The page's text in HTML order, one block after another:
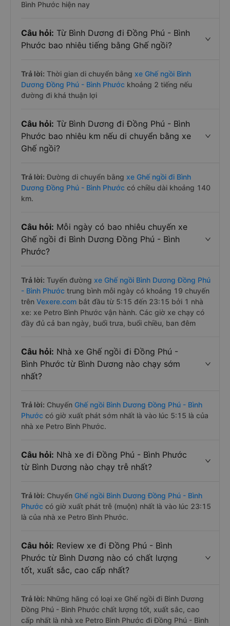
Bình Phước hiện nay
Câu hỏi: Từ Bình Dương đi Đồng Phú - Bình
Phước bao nhiêu tiếng bằng Ghế ngồi?
Trả lời: Thời gian di chuyển bằng xe Ghế ngồi Bình
Dương Đồng Phú - Bình Phước khoảng 2 tiếng nếu
đường đi khá thuận lợi
Câu hỏi: Từ Bình Dương đi Đồng Phú - Bình
Phước bao nhiêu km nếu di chuyển bằng xe
Ghế ngồi?
Trả lời: Đường di chuyển bằng xe Ghế ngồi đi Bình
Dương Đồng Phú - Bình Phước có chiều dài khoảng 140
km.
Câu hỏi: Mỗi ngày có bao nhiêu chuyến xe
Ghế ngồi đi Bình Dương Đồng Phú - Bình
Phước?
Trả lời: Tuyến đường xe Ghế ngồi Bình Dương Đồng Phú
- Bình Phước trung bình mỗi ngày có khoảng 19 chuyến
trên Vexere.com bắt đầu từ 5:15 đến 23:15 bởi 1 nhà
xe: xe Petro Bình Phước vận hành. Các giờ xe chạy có
đầy đủ cả ban ngày, buổi trưa, buổi chiều, ban đêm
Câu hỏi: Nhà xe Ghế ngồi đi Đồng Phú -
Bình Phước từ Bình Dương nào chạy sớm
nhất?
Trả lời: Chuyến Ghế ngồi Bình Dương Đồng Phú - Bình
Phước có giờ xuất phát sớm nhất là vào lúc 5:15 là của
nhà xe Petro Bình Phước.
Câu hỏi: Nhà xe đi Đồng Phú - Bình Phước
từ Bình Dương nào chạy trễ nhất?
Trả lời: Chuyến Ghế ngồi Bình Dương Đồng Phú - Bình
Phước có giờ xuất phát trễ (muộn) nhất là vào lúc 23:15
là của nhà xe Petro Bình Phước.
Câu hỏi: Review xe đi Đồng Phú - Bình
Phước từ Bình Dương nào có chất lượng
tốt, xuất sắc, cao cấp nhất?
Trả lời: Những hãng có loại xe Ghế ngồi đi Bình Dương
Đồng Phú - Bình Phước chất lượng tốt, xuất sắc, cao
cấp nhất là nhà xe Petro Bình Phước đi Đồng Phú - Bình